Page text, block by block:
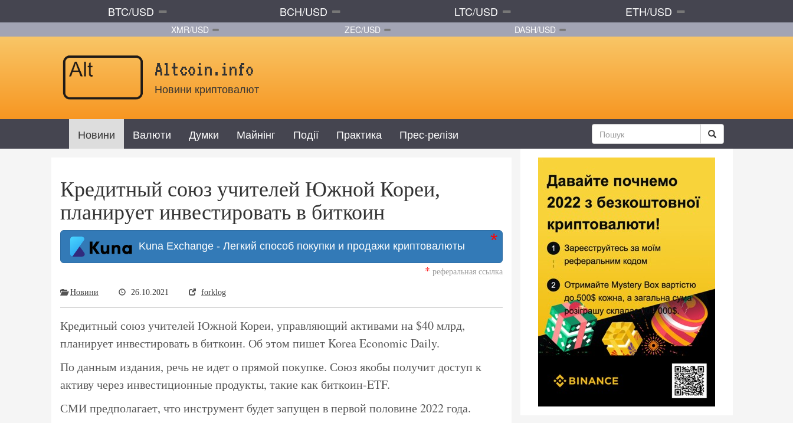
BTC/USD BCH/USD LTC/USD ETH/USD
XMR/USD ZEC/USD DASH/USD
Altcoin.info
Новини криптовалют
Новини Валюти Думки Майнінг Події Практика Прес-релізи
Кредитный союз учителей Южной Кореи,
планирует инвестировать в биткоин
Kuna Exchange - Легкий способ покупки и продажи криптовалюты
* реферальная ссылка
Новини 26.10.2021 forklog
​Кредитный союз учителей Южной Кореи, управляющий активами на $40 млрд,
планирует инвестировать в биткоин. Об этом пишет Korea Economic Daily.
По данным издания, речь не идет о прямой покупке. Союз якобы получит доступ к
активу через инвестиционные продукты, такие как биткоин-ETF.
СМИ предполагает, что инструмент будет запущен в первой половине 2022 года.